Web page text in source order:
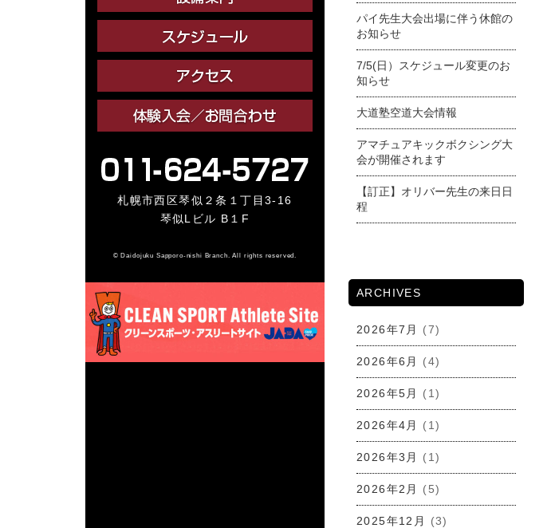
札幌市西区琴似２条１丁目3-16
琴似Lビル B１F
© Daidojuku Sapporo-nishi Branch. All rights reserved.
パイ先生大会出場に伴う休館の
お知らせ
7/5(日）スケジュール変更のお
知らせ
大道塾空道大会情報
アマチュアキックボクシング大
会が開催されます
【訂正】オリバー先生の来日日
程
ARCHIVES
2026年7月 (7)
2026年6月 (4)
2026年5月 (1)
2026年4月 (1)
2026年3月 (1)
2026年2月 (5)
2025年12月 (3)